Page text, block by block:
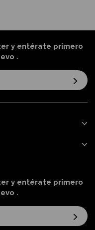
y entérate primero
.
y entérate primero
.